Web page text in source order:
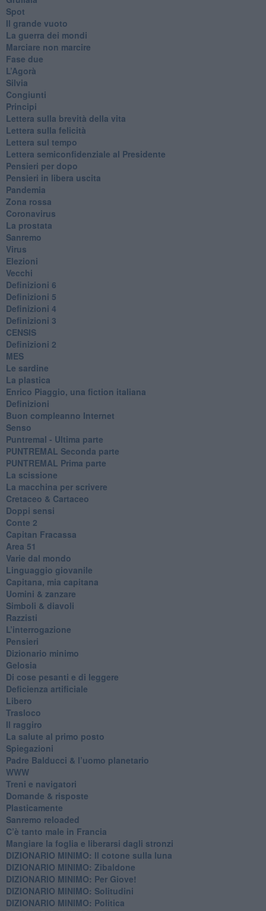
Spot
​Il grande vuoto
​La guerra dei mondi
Marciare non marcire
Fase due
L’Agorà
Silvia
Congiunti
Principi
​Lettera sulla brevità della vita
​Lettera sulla felicità
​Lettera sul tempo
Lettera semiconfidenziale al Presidente
Pensieri per dopo
​Pensieri in libera uscita
Pandemia
Zona rossa
Coronavirus
La prostata
Sanremo
Virus
Elezioni
Vecchi
Definizioni 6
Definizioni 5
Definizioni 4
Definizioni 3
CENSIS
​Definizioni 2
MES
Le sardine
La plastica
​Enrico Piaggio, una fiction italiana
Definizioni
​Buon compleanno Internet
Senso
Puntremal - Ultima parte
PUNTREMAL Seconda parte
​PUNTREMAL Prima parte
La scissione
La macchina per scrivere
Cretaceo & Cartaceo
Doppi sensi
​Conte 2
​Capitan Fracassa
​Area 51
Varie dal mondo
​Linguaggio giovanile
​Capitana, mia capitana
Uomini & zanzare
​Simboli & diavoli
Razzisti
​L’interrogazione
Pensieri
​Dizionario minimo
Gelosia
Di cose pesanti e di leggere
​Deficienza artificiale
Libero
Trasloco
Il raggiro
​La salute al primo posto
Spiegazioni
Padre Balducci & l’uomo planetario
WWW
​Treni e navigatori
​Domande & risposte
​Plasticamente
Sanremo reloaded
C’è tanto male in Francia
​Mangiare la foglia e liberarsi dagli stronzi
DIZIONARIO MINIMO: Il cotone sulla luna
DIZIONARIO MINIMO: Zibaldone
DIZIONARIO MINIMO: Per Giove!
DIZIONARIO MINIMO: Solitudini
DIZIONARIO MINIMO: Politica